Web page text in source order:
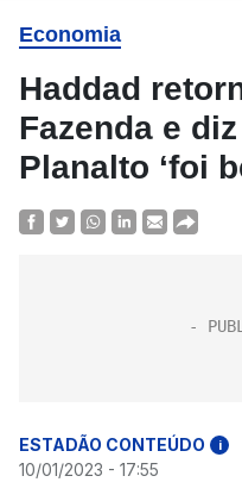
Economia
Haddad
Fazenda e
Planalto ‘foi
ESTADÃO CONTEÚDO i
10/01/2023 - 17:55